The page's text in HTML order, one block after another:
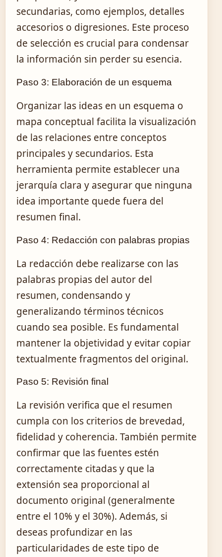
secundarias, como ejemplos, detalles
accesorios o digresiones. Este proceso
de selección es crucial para condensar
la información sin perder su esencia.
Paso 3: Elaboración de un esquema
Organizar las ideas en un esquema o
mapa conceptual facilita la visualización
de las relaciones entre conceptos
principales y secundarios. Esta
herramienta permite establecer una
jerarquía clara y asegurar que ninguna
idea importante quede fuera del
resumen final.
Paso 4: Redacción con palabras propias
La redacción debe realizarse con las
palabras propias del autor del
resumen, condensando y
generalizando términos técnicos
cuando sea posible. Es fundamental
mantener la objetividad y evitar copiar
textualmente fragmentos del original.
Paso 5: Revisión final
La revisión verifica que el resumen
cumpla con los criterios de brevedad,
fidelidad y coherencia. También permite
confirmar que las fuentes estén
correctamente citadas y que la
extensión sea proporcional al
documento original (generalmente
entre el 10% y el 30%). Además, si
deseas profundizar en las
particularidades de este tipo de